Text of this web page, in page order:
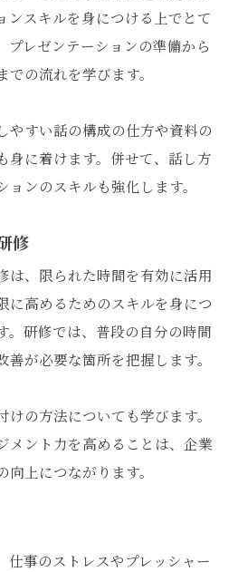
ンスキルを身につける上でとて
プレゼンテーションの準備から
の流れを学びます。
やすい話の構成の仕方や資料の
身に着けます。併せて、話し方
ンのスキルも強化します。
修
は、限られた時間を有効に活用
に高めるためのスキルを身につ
。研修では、普段の自分の時間
が必要な箇所を把握します。
の方法についても学びます。
メント力を高めることは、企業
上につながります。
仕事のストレスやプレッシャー